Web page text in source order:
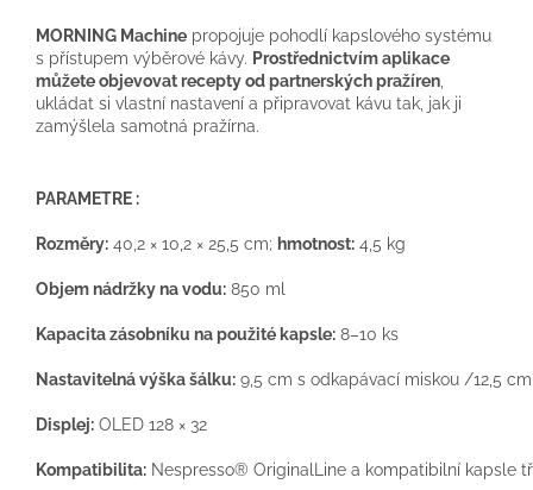
MORNING Machine propojuje pohodlí kapslového systému
s přístupem výběrové kávy. Prostřednictvím aplikace
můžete objevovat recepty od partnerských pražíren
ukládat si vlastní nastavení a připravovat kávu tak, jak ji
zamýšlela samotná pražírna.
PARAMETRE :
Rozměry: 40,2 × 10,2 × 25,5 cm; hmotnost: 4,5 kg
Objem nádržky na vodu: 850 ml
Kapacita zásobníku na použité kapsle: 8–10 ks
Nastavitelná výška šálku: 9,5 cm s odkapávací miskou /12,5
Displej: OLED 128 × 32
Kompatibilita: Nespresso® OriginalLine a kompatibilní kapsle